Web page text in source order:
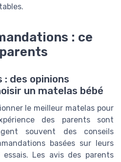
: ce
des opinions
un matelas bébé
le meilleur matelas pour
des parents sont
souvent des conseils
basées sur leurs
Les avis des parents